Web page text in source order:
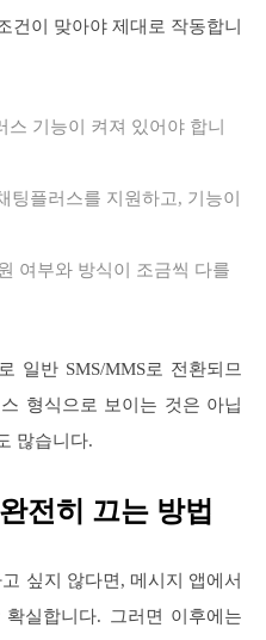
건이 맞아야 제대로 작동합니
기능이 켜져 있어야 합니
팅플러스를 지원하고, 기능이
여부와 방식이 조금씩 다를
일반 SMS/MMS로 전환되므
형식으로 보이는 것은 아닙
많습니다.
전히 끄는 방법
싶지 않다면, 메시지 앱에서
실합니다. 그러면 이후에는